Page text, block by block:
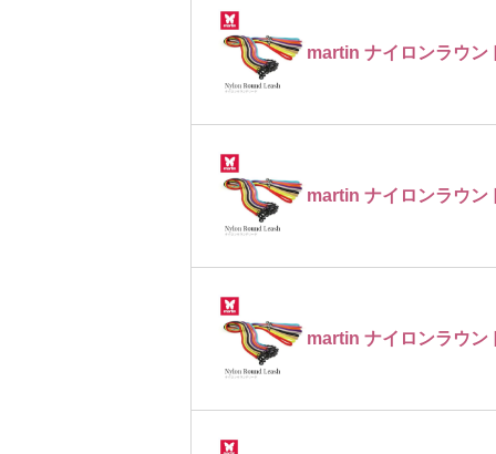
martin ナイロンラウン
martin ナイロンラウン
martin ナイロンラウン